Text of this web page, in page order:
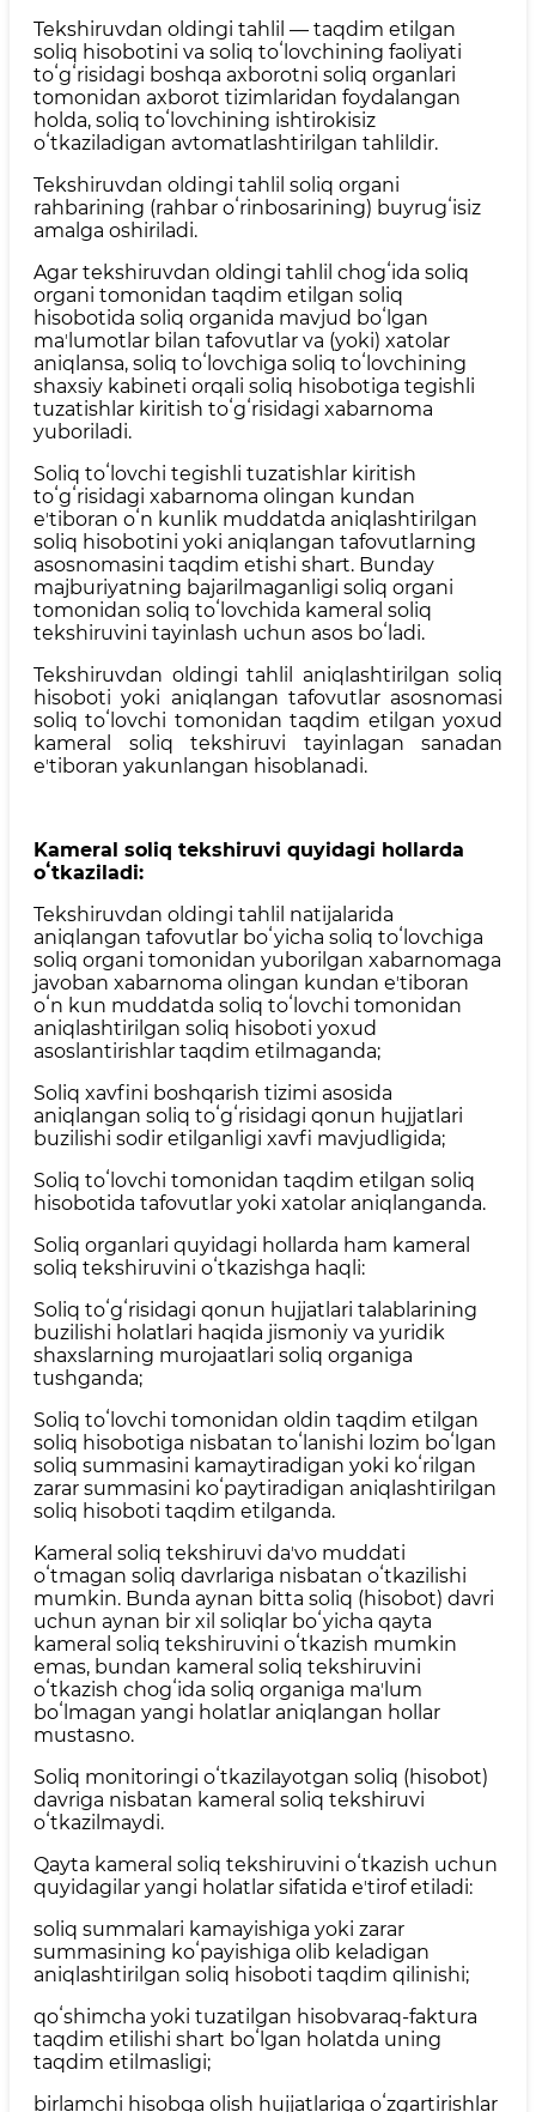
Tekshiruvdan oldingi tahlil — taqdim etilgan
soliq hisobotini va soliq toʻlovchining faoliyati
toʻgʻrisidagi boshqa axborotni soliq organlari
tomonidan axborot tizimlaridan foydalangan
holda, soliq toʻlovchining ishtirokisiz
oʻtkaziladigan avtomatlashtirilgan tahlildir.
Tekshiruvdan oldingi tahlil soliq organi
rahbarining (rahbar oʻrinbosarining) buyrugʻisiz
amalga oshiriladi.
Agar tekshiruvdan oldingi tahlil chogʻida soliq
organi tomonidan taqdim etilgan soliq
hisobotida soliq organida mavjud boʻlgan
maʼlumotlar bilan tafovutlar va (yoki) xatolar
aniqlansa, soliq toʻlovchiga soliq toʻlovchining
shaxsiy kabineti orqali soliq hisobotiga tegishli
tuzatishlar kiritish toʻgʻrisidagi xabarnoma
yuboriladi.
Soliq toʻlovchi tegishli tuzatishlar kiritish
toʻgʻrisidagi xabarnoma olingan kundan
eʼtiboran oʻn kunlik muddatda aniqlashtirilgan
soliq hisobotini yoki aniqlangan tafovutlarning
asosnomasini taqdim etishi shart. Bunday
majburiyatning bajarilmaganligi soliq organi
tomonidan soliq toʻlovchida kameral soliq
tekshiruvini tayinlash uchun asos boʻladi.
Tekshiruvdan oldingi tahlil aniqlashtirilgan soliq
hisoboti yoki aniqlangan tafovutlar asosnomasi
soliq toʻlovchi tomonidan taqdim etilgan yoxud
kameral soliq tekshiruvi tayinlagan sanadan
eʼtiboran yakunlangan hisoblanadi.
Kameral soliq tekshiruvi quyidagi hollarda
oʻtkaziladi:
Tekshiruvdan oldingi tahlil natijalarida
aniqlangan tafovutlar boʻyicha soliq toʻlovchiga
soliq organi tomonidan yuborilgan xabarnomaga
javoban xabarnoma olingan kundan eʼtiboran
oʻn kun muddatda soliq toʻlovchi tomonidan
aniqlashtirilgan soliq hisoboti yoxud
asoslantirishlar taqdim etilmaganda;
Soliq xavfini boshqarish tizimi asosida
aniqlangan soliq toʻgʻrisidagi qonun hujjatlari
buzilishi sodir etilganligi xavfi mavjudligida;
Soliq toʻlovchi tomonidan taqdim etilgan soliq
hisobotida tafovutlar yoki xatolar aniqlanganda.
Soliq organlari quyidagi hollarda ham kameral
soliq tekshiruvini oʻtkazishga haqli:
Soliq toʻgʻrisidagi qonun hujjatlari talablarining
buzilishi holatlari haqida jismoniy va yuridik
shaxslarning murojaatlari soliq organiga
tushganda;
Soliq toʻlovchi tomonidan oldin taqdim etilgan
soliq hisobotiga nisbatan toʻlanishi lozim boʻlgan
soliq summasini kamaytiradigan yoki koʻrilgan
zarar summasini koʻpaytiradigan aniqlashtirilgan
soliq hisoboti taqdim etilganda.
Kameral soliq tekshiruvi daʼvo muddati
oʻtmagan soliq davrlariga nisbatan oʻtkazilishi
mumkin. Bunda aynan bitta soliq (hisobot) davri
uchun aynan bir xil soliqlar boʻyicha qayta
kameral soliq tekshiruvini oʻtkazish mumkin
emas, bundan kameral soliq tekshiruvini
oʻtkazish chogʻida soliq organiga maʼlum
boʻlmagan yangi holatlar aniqlangan hollar
mustasno.
Soliq monitoringi oʻtkazilayotgan soliq (hisobot)
davriga nisbatan kameral soliq tekshiruvi
oʻtkazilmaydi.
Qayta kameral soliq tekshiruvini oʻtkazish uchun
quyidagilar yangi holatlar sifatida eʼtirof etiladi:
soliq summalari kamayishiga yoki zarar
summasining koʻpayishiga olib keladigan
aniqlashtirilgan soliq hisoboti taqdim qilinishi;
qoʻshimcha yoki tuzatilgan hisobvaraq-faktura
taqdim etilishi shart boʻlgan holatda uning
taqdim etilmasligi;
birlamchi hisobga olish hujjatlariga oʻzgartirishlar